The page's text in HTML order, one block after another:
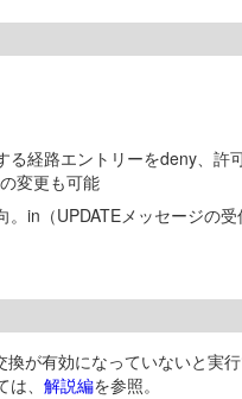
る経路エントリーをdeny、
変更も可能
。in（UPDATEメッセージの
が有効になっていないと実
、 解説編を参照。